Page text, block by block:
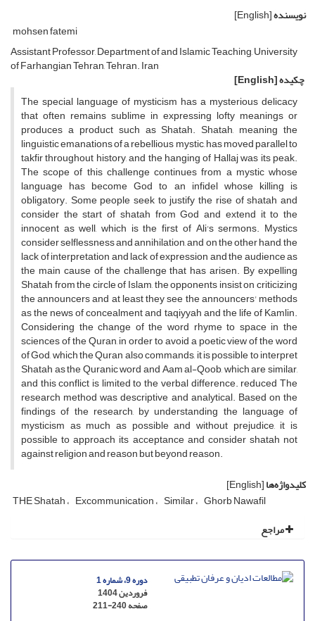
نویسنده[English]
mohsen fatemi
Assistant Professor, Department of and Islamic Teaching, University
of Farhangian Tehran, Tehran. Iran
چکیده[English]
The special language of mysticism has a mysterious delicacy
that often remains sublime in expressing lofty meanings or
produces a product such as Shatah. Shatah, meaning the
linguistic emanations of a rebellious mystic, has moved parallel to
takfir throughout history, and the hanging of Hallaj was its peak.
The scope of this challenge continues from a mystic whose
language has become God to an infidel whose killing is
obligatory. Some people seek to justify the rise of shatah and
consider the start of shatah from God and extend it to the
innocent as well, which is the first of Ali's sermons. Mystics
consider selflessness and annihilation, and on the other hand, the
lack of interpretation and lack of expression and the audience as
the main cause of the challenge that has arisen. By expelling
Shatah from the circle of Islam, the opponents insist on criticizing
the announcers and at least they see the announcers' methods
as the news of concealment and taqiyyah and the life of Kamlin.
Considering the change of the word rhyme to space in the
sciences of the Quran, in order to avoid a poetic view of the word
of God, which the Quran also commands, it is possible to interpret
Shatah as the Quranic word and Aam al-Qoob, which are similar,
and this conflict is limited to the verbal difference. reduced The
research method was descriptive and analytical. Based on the
findings of the research, by understanding the language of
mysticism as much as possible and without prejudice, it is
possible to approach its acceptance and consider shatah not
against religion and reason but beyond reason.
کلیدواژه‌ها[English]
THE Shatah Excommunication Similar Ghorb Nawafil
مراجع
دوره 9، شماره 1
فروردین 1404
صفحه211-240